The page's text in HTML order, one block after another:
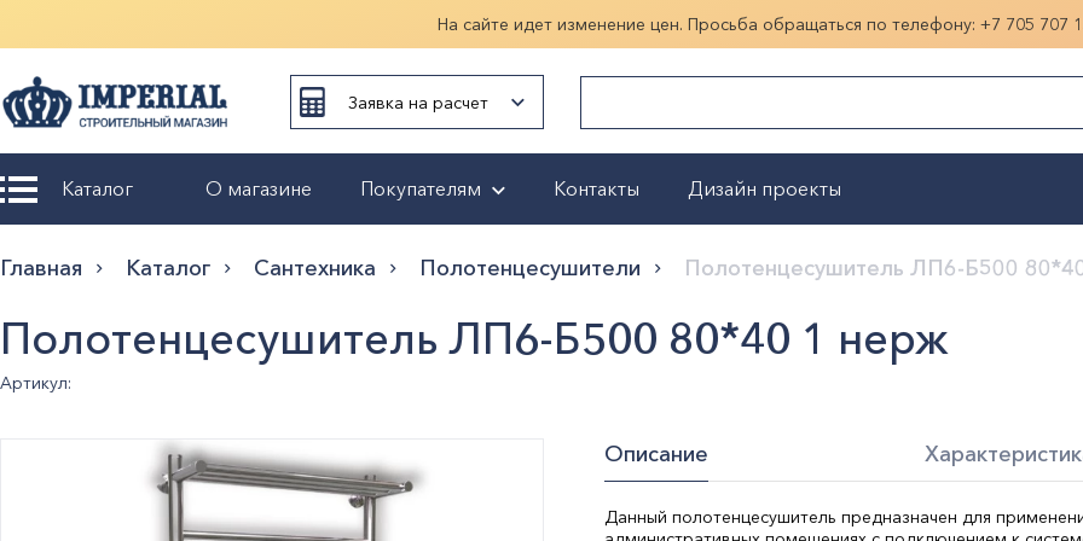
На сайте идет изменение цен. Просьба обращаться по телефону: +7 705 707
Заявка на расчет
Показать больше
Каталог О магазине Покупателям
Возврат и
обмен
Гарантия
Оформление
Контакты Дизайн проекты
Главная Каталог Сантехника Полотенцесушители Полотенцесушитель ЛП6-Б500
Полотенцесушитель ЛП6-Б500 80*40 1 нерж
Артикул:
Описание
Данный полотенцесушитель предназначен для